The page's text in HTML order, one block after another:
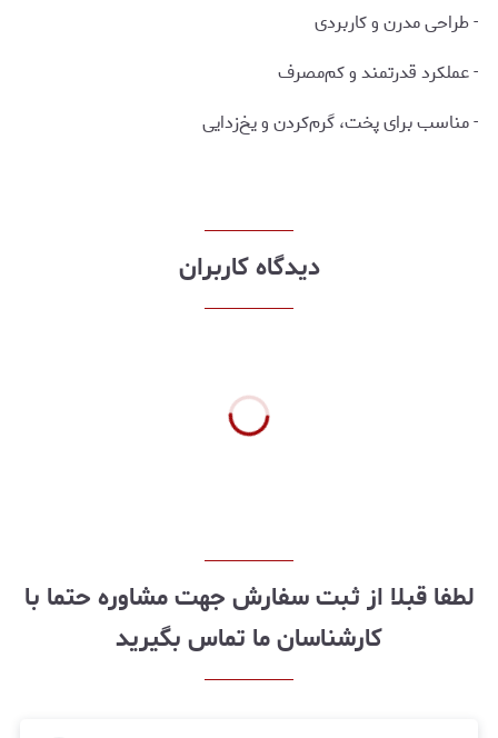
- طراحی مدرن و کاربردی
- عملکرد قدرتمند و کم‌مصرف
- مناسب برای پخت، گرم‌کردن و یخ‌زدایی
دیدگاه کاربران
لطفا قبلا از ثبت سفارش جهت مشاوره حتما با
کارشناسان ما تماس بگیرید